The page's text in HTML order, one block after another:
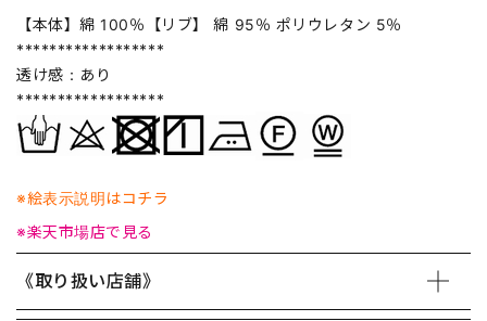
【本体】綿 100％【リブ】 綿 95％ ポリウレタン 5％
******************
透け感：あり
******************
※絵表示説明はコチラ
※楽天市場店で見る
《取り扱い店舗》